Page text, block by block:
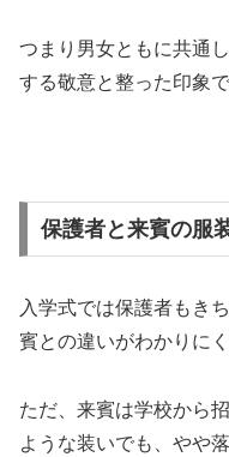
つまり男女ともに共通
する敬意と整った印象で
保護者と来賓の服
入学式では保護者もき
賓との違いがわかりに
ただ、来賓は学校から
ような装いでも、やや